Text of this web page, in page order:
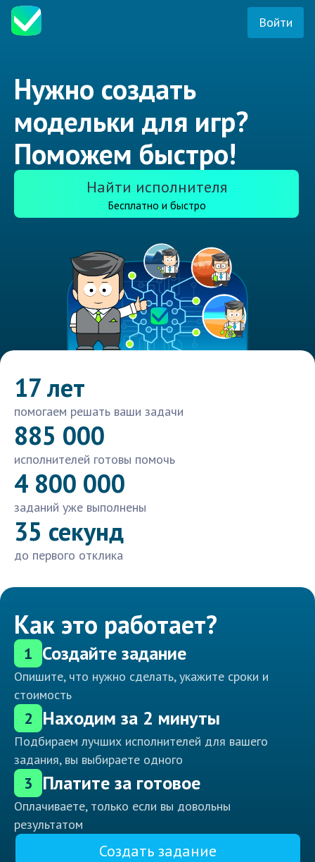
Войти
Нужно создать
модельки для игр?
Поможем быстро!
Найти исполнителя
Бесплатно и быстро
17 лет
помогаем решать ваши задачи
885 000
исполнителей готовы помочь
4 800 000
заданий уже выполнены
35 секунд
до первого отклика
Как это работает?
1 Создайте задание
Опишите, что нужно сделать, укажите сроки и
стоимость
2 Находим за 2 минуты
Подбираем лучших исполнителей для вашего
задания, вы выбираете одного
3 Платите за готовое
Оплачиваете, только если вы довольны
результатом
Создать задание